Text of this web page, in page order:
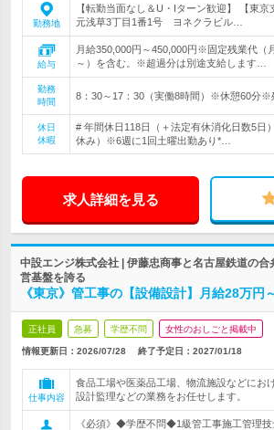
勤務地
【転勤当面なし＆U・Iターン歓迎】 【東
元浅草3丁目1番1号 ヨネクラビル…
給与
月給350,000円～450,000円※固定残業代（
～）を含む。※超過分は別途支給します…
勤務
時間
8：30～17：30（実働8時間）※休憩60分※
休日
休暇
# 年間休日118日（＋法定有休消化日数5日
休み）※6週に1回土曜出勤あり*…
求人詳細を見る
中設エンジ株式会社 | 伊藤忠商事と名古屋鉄道の
営基盤を誇る
《東京》管工事の【設備設計】月給28万円
正社員 急募 学歴不問 女性のおしごと掲載中
情報更新日：2026/07/28 終了予定日： 2027/01/18
仕事内容
食品工場や医薬品工場、物流施設などにお
設計監理などの業務をお任せします。
《必須》◆学歴不問◆1級管工事施工管理